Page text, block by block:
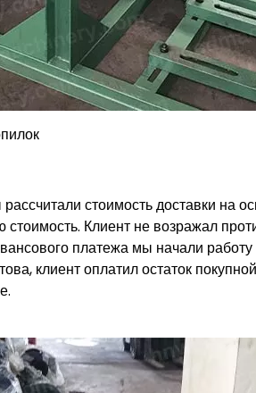
стоимость доставки на
стоимость. Клиент не возражал
платежа мы начали
клиент оплатил остаток